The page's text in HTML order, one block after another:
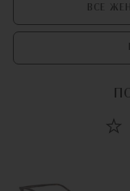
ВСЕ